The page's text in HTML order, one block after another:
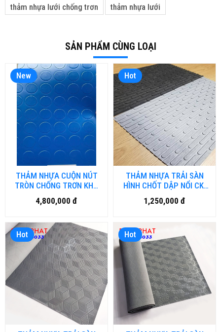
thảm nhựa lưới chống trơn thảm nhựa lưới
SẢN PHẨM CÙNG LOẠI
New
THẢM NHỰA CUỘN NÚT
TRÒN CHỐNG TRƠN KHỔ
2MX25M NH.DN-HN
4,800,000 đ
Hot
THẢM NHỰA TRẢI SÀN
HÌNH CHỐT DẬP NỔI CK-
HM.01
1,250,000 đ
Hot Hot